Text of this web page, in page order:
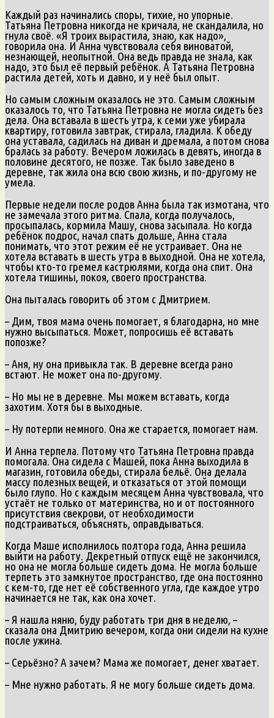
Каждый раз начинались споры, тихие, но упорные.
Татьяна Петровна никогда не кричала, не скандалила, но
гнула своё. «Я троих вырастила, знаю, как надо»,
говорила она. И Анна чувствовала себя виноватой,
незнающей, неопытной. Она ведь правда не знала, как
надо, это был её первый ребёнок. А Татьяна Петровна
растила детей, хоть и давно, и у неё был опыт.
Но самым сложным оказалось не это. Самым сложным
оказалось то, что Татьяна Петровна не могла сидеть без
дела. Она вставала в шесть утра, к семи уже убирала
квартиру, готовила завтрак, стирала, гладила. К обеду
она уставала, садилась на диван и дремала, а потом снова
бралась за работу. Вечером ложилась в девять, иногда в
половине десятого, не позже. Так было заведено в
деревне, так жила она всю свою жизнь, и по-другому не
умела.
Первые недели после родов Анна была так измотана, что
не замечала этого ритма. Спала, когда получалось,
просыпалась, кормила Машу, снова засыпала. Но когда
ребёнок подрос, начал спать дольше, Анна стала
понимать, что этот режим её не устраивает. Она не
хотела вставать в шесть утра в выходной. Она не хотела,
чтобы кто-то гремел кастрюлями, когда она спит. Она
хотела тишины, покоя, своего пространства.
Она пыталась говорить об этом с Дмитрием.
– Дим, твоя мама очень помогает, я благодарна, но мне
нужно высыпаться. Может, попросишь её вставать
попозже?
– Аня, ну она привыкла так. В деревне всегда рано
встают. Не может она по-другому.
– Но мы не в деревне. Мы можем вставать, когда
захотим. Хотя бы в выходные.
– Ну потерпи немного. Она же старается, помогает нам.
И Анна терпела. Потому что Татьяна Петровна правда
помогала. Она сидела с Машей, пока Анна выходила в
магазин, готовила обеды, стирала бельё. Она делала
массу полезных вещей, и отказаться от этой помощи
было глупо. Но с каждым месяцем Анна чувствовала, что
устаёт не только от материнства, но и от постоянного
присутствия свекрови, от необходимости
подстраиваться, объяснять, оправдываться.
Когда Маше исполнилось полтора года, Анна решила
выйти на работу. Декретный отпуск ещё не закончился,
но она не могла больше сидеть дома. Не могла больше
терпеть это замкнутое пространство, где она постоянно
с кем-то, где нет её собственного угла, где каждое утро
начинается не так, как она хочет.
– Я нашла няню, буду работать три дня в неделю, –
сказала она Дмитрию вечером, когда они сидели на кухне
после ужина.
– Серьёзно? А зачем? Мама же помогает, денег хватает.
– Мне нужно работать. Я не могу больше сидеть дома.